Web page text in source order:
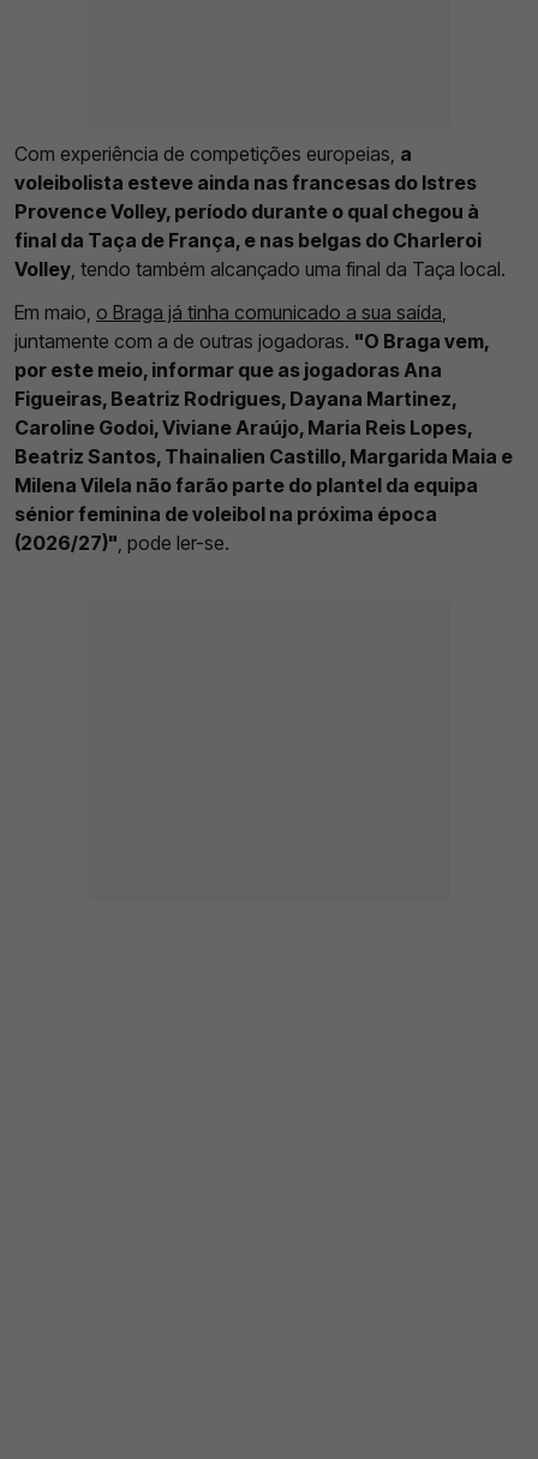
Com experiência de competições europeias, a
voleibolista esteve ainda nas francesas do Istres
Provence Volley, período durante o qual chegou à
final da Taça de França, e nas belgas do Charleroi
Volley , tendo também alcançado uma final da Taça local.
Em maio, o Braga já tinha comunicado a sua saída
juntamente com a de outras jogadoras. "O Braga vem,
por este meio, informar que as jogadoras Ana
Figueiras, Beatriz Rodrigues, Dayana Martinez,
Caroline Godoi, Viviane Araújo, Maria Reis Lopes,
Beatriz Santos, Thainalien Castillo, Margarida Maia e
Milena Vilela não farão parte do plantel da equipa
sénior feminina de voleibol na próxima época
(2026/27)" , pode ler-se.